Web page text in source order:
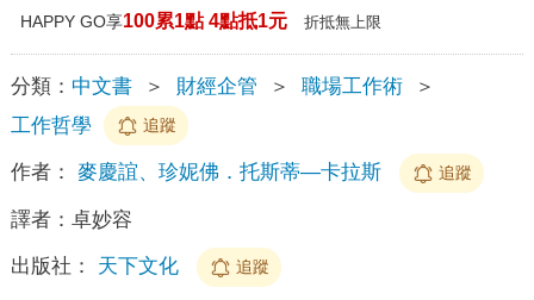
HAPPY GO享100累1點 4點抵1元 折抵無上限
分類： 中文書 ＞ 財經企管 ＞ 職場工作術
＞
工作哲學
追蹤
作者： 麥慶誼、珍妮佛．托斯蒂—卡拉斯 追蹤
譯者： 卓妙容
出版社： 天下文化 追蹤